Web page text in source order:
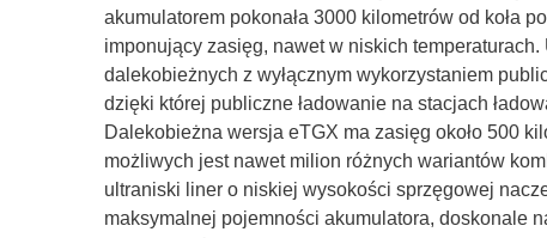
akumulatorem pokonała 3000 kilometrów od koła
imponujący zasięg, nawet w niskich
dalekobieżnych z wyłącznym wykorzystaniem
dzięki której publiczne ładowanie na stacjach
Dalekobieżna wersja eTGX ma zasięg około 500
możliwych jest nawet milion różnych wariantów
ultraniski liner o niskiej wysokości sprzęgowej
maksymalnej pojemności akumulatora, doskonale